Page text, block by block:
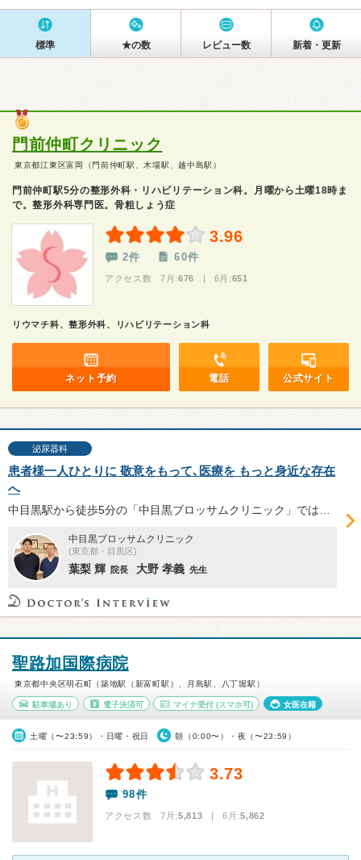
標準 ★の数 レビュー数 新着・更新
門前仲町クリニック
東京都江東区富岡（門前仲町駅、木場駅、越中島駅）
門前仲町駅5分の整形外科・リハビリテーション科。月曜から土曜18時ま
で。整形外科専門医。骨粗しょう症
3.96
2件 60件
アクセス数 7月:676 | 6月:651
リウマチ科、整形外科、リハビリテーション科
ネット予約 電話 公式サイト
泌尿器科
患者様一人ひとりに 敬意をもって､医療を もっと身近な存在
へ
中目黒ブロッサムクリニック
(東京都・目黒区)
葉梨 輝 院長 大野 孝義 先生
聖路加国際病院
東京都中央区明石町（築地駅（新富町駅）、月島駅、八丁堀駅）
駐車場あり 電子決済可 マイナ受付 (スマホ可) 女医在籍
土曜（〜23:59）・日曜・祝日 朝（0:00〜）・夜（〜23:59）
3.73
98件
アクセス数 7月:5,813 | 6月:5,862